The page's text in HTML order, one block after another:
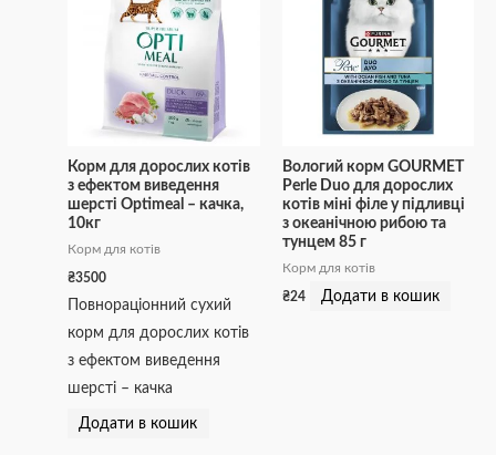
Корм для дорослих котів
з ефектом виведення
шерсті Optimeal – качка,
10кг
Корм для котів
₴3500
Повнораціонний сухий
корм для дорослих котів
з ефектом виведення
шерсті – качка
Додати в кошик
Вологий корм GOURMET
Perle Duo для дорослих
котів міні філе у підливці
з океанічною рибою та
тунцем 85 г
Корм для котів
₴24 Додати в кошик